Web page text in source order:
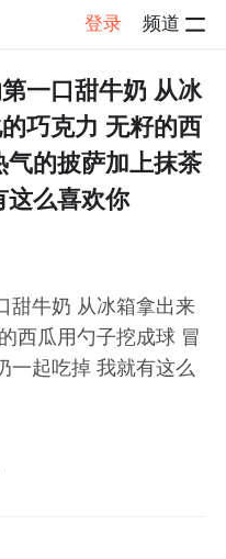
登录 频道
帖子详情
一口甜牛奶 从冰
巧克力 无籽的西
气的披萨加上抹茶
这么喜欢你​
甜牛奶 从冰箱拿出来
西瓜用勺子挖成球 冒
一起吃掉 我就有这么